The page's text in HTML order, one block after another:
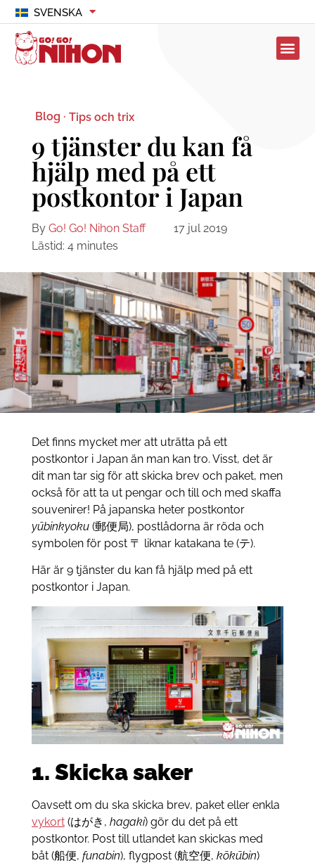
SVENSKA
Blog · Tips och trix
9 tjänster du kan få
hjälp med på ett
postkontor i Japan
By Go! Go! Nihon Staff
17 jul 2019
Lästid: 4 minutes
Det finns mycket mer att uträtta på ett
postkontor i Japan än man kan tro. Visst, det är
dit man tar sig för att skicka brev och paket, men
också för att ta ut pengar och till och med skaffa
souvenirer! På japanska heter postkontor
yūbinkyoku (郵便局), postlådorna är röda och
symbolen för post 〒 liknar katakana te (テ).
Här är 9 tjänster du kan få hjälp med på ett
postkontor i Japan.
1. Skicka saker
Oavsett om du ska skicka brev, paket eller enkla
vykort(はがき, hagaki) gör du det på ett
postkontor. Post till utlandet kan skickas med
båt (船便, funabin), flygpost (航空便, kōkūbin)